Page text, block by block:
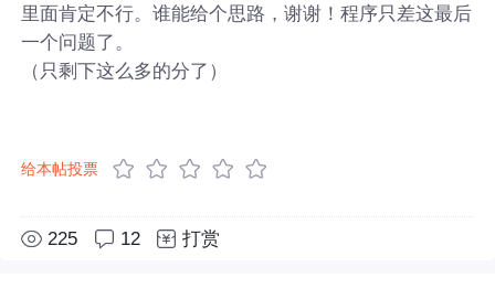
里面肯定不行。谁能给个思路，谢谢！程序只差这最后
一个问题了。
（只剩下这么多的分了）
给本帖投票
225 12 打赏